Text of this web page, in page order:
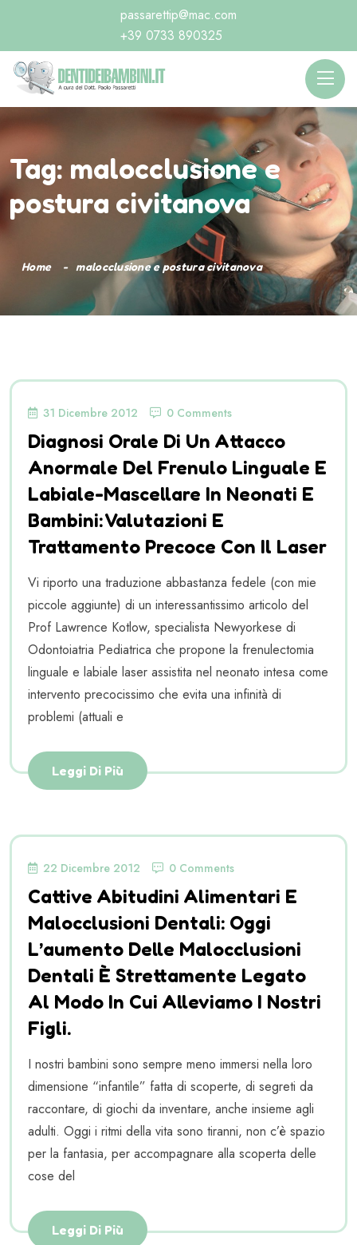
passarettip@mac.com
+39 0733 890325
Tag: malocclusione e
postura civitanova
Home malocclusione e postura civitanova
31 Dicembre 2012 0 Comments
Diagnosi Orale Di Un Attacco
Anormale Del Frenulo Linguale E
Labiale-Mascellare In Neonati E
Bambini: Valutazioni E
Trattamento Precoce Con Il Laser
Vi riporto una traduzione abbastanza fedele (con mie
piccole aggiunte) di un interessantissimo articolo del
Prof Lawrence Kotlow, specialista Newyorkese di
Odontoiatria Pediatrica che propone la frenulectomia
linguale e labiale laser assistita nel neonato intesa come
intervento precocissimo che evita una infinità di
problemi (attuali e
Leggi Di Più
22 Dicembre 2012 0 Comments
Cattive Abitudini Alimentari E
Malocclusioni Dentali: Oggi
L’aumento Delle Malocclusioni
Dentali È Strettamente Legato
Al Modo In Cui Alleviamo I Nostri
Figli.
I nostri bambini sono sempre meno immersi nella loro
dimensione “infantile” fatta di scoperte, di segreti da
raccontare, di giochi da inventare, anche insieme agli
adulti. Oggi i ritmi della vita sono tiranni, non c’è spazio
per la fantasia, per accompagnare alla scoperta delle
cose del
Leggi Di Più